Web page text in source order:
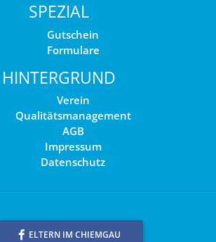
SPEZIAL
Gutschein
Formulare
HINTERGRUND
Verein
Qualitätsmanagement
AGB
Impressum
Datenschutz
ELTERN IM CHIEMGAU